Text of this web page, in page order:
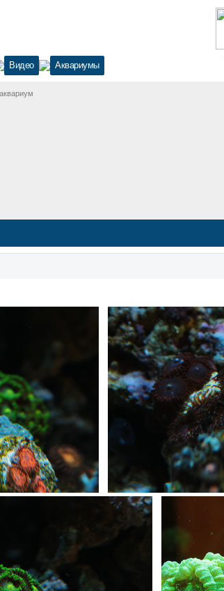
Видео Аквариумы